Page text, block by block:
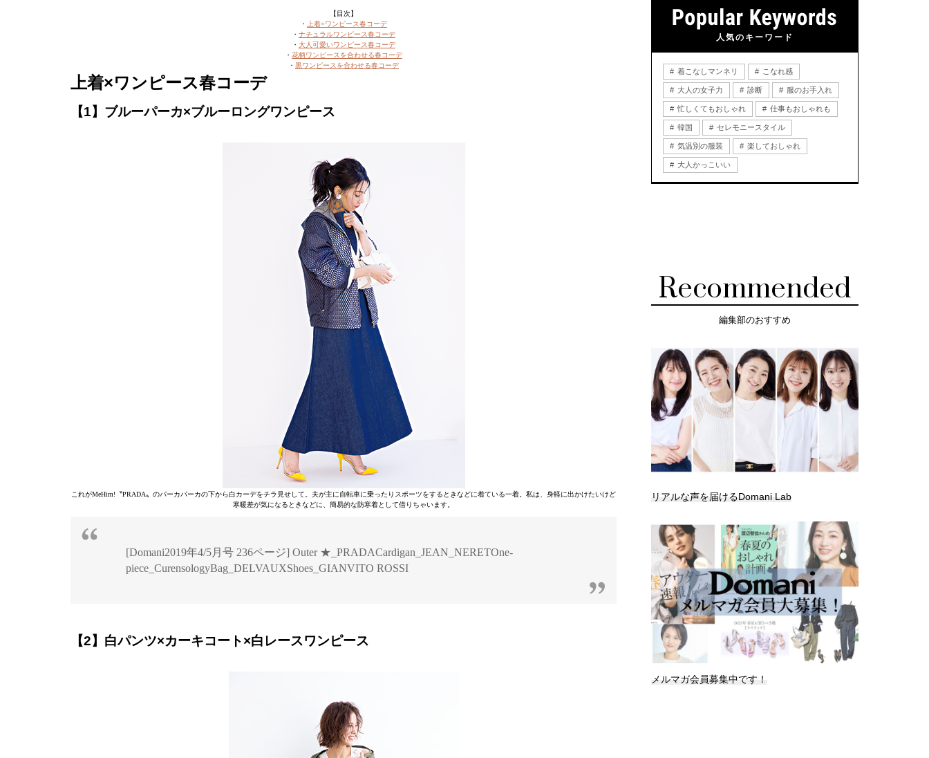
【目次】
・
上着×ワンピース春コーデ
・ ナチュラルワンピース春コーデ
・ 大人可愛いワンピース春コーデ
・ 花柄ワンピースを合わせる春コーデ
・ 黒ワンピースを合わせる春コーデ
上着×ワンピース春コーデ
【1】ブルーパーカ×ブルーロングワンピース
これがMeHim!〝PRADA〟のパーカパーカの下から白カーデをチラ見せして。夫が主に自転車に乗ったりスポーツをするときなどに着ている一着。私は、身軽に出かけたいけど
寒暖差が気になるときなどに、簡易的な防寒着として借りちゃいます。
[Domani2019年4/5月号 236ページ] Outer ★_PRADACardigan_JEAN_NERETOne-
piece_CurensologyBag_DELVAUXShoes_GIANVITO ROSSI
【2】白パンツ×カーキコート×白レースワンピース
人気のキーワード
着こなしマンネリ こなれ感
大人の女子力 診断 服のお手入れ
忙しくてもおしゃれ 仕事もおしゃれも
韓国 セレモニースタイル
気温別の服装 楽しておしゃれ
大人かっこいい
Recommended
編集部のおすすめ
リアルな声を届けるDomani Lab
メルマガ会員募集中です！